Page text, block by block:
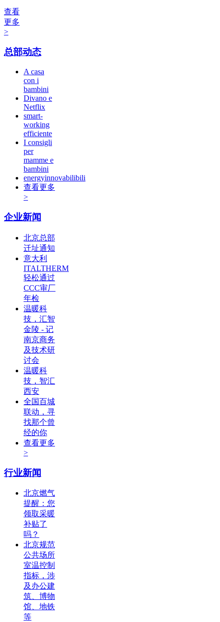
查看
更多
>
总部动态
A casa
con i
bambini
Divano e
Netflix
smart-
working
efficiente
I consigli
per
mamme e
bambini
energyinnovabilibili
查看更多
>
企业新闻
北京总部
迁址通知
意大利
ITALTHERM
轻松通过
CCC审厂
年检
温暖科
技，汇智
金陵 - 记
南京商务
及技术研
讨会
温暖科
技，智汇
西安
全国百城
联动，寻
找那个曾
经的你
查看更多
>
行业新闻
北京燃气
提醒：您
领取采暖
补贴了
吗？
北京规范
公共场所
室温控制
指标，涉
及办公建
筑、博物
馆、地铁
等